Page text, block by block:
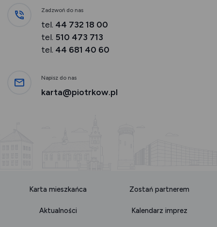
Zadzwoń do nas
tel. 44 732 18 00
tel. 510 473 713
tel. 44 681 40 60
Napisz do nas
karta@piotrkow.pl
Karta mieszkańca Zostań partnerem
Aktualności Kalendarz imprez